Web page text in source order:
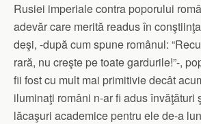
Rusiei imperiale contra poporului
adevăr care merită readus în
deşi, -după cum spune românul:
rară, nu creşte pe toate gardurile!”-,
fii fost cu mult mai primitivie decât
iluminaţi români n-ar fi adus învăţături
lăcaşuri academice pentru ele de-a